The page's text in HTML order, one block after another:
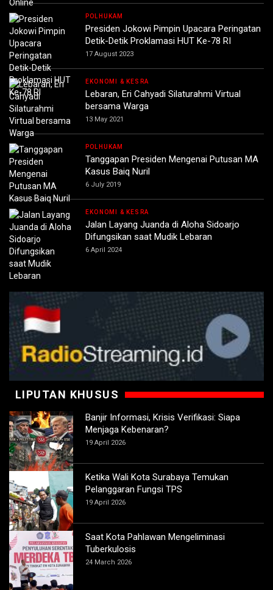
POLHUKAM
Presiden Jokowi Pimpin Upacara Peringatan
Detik-Detik Proklamasi HUT Ke-78 RI
17 August 2023
EKONOMI & KESRA
Lebaran, Eri Cahyadi Silaturahmi Virtual
bersama Warga
13 May 2021
POLHUKAM
Tanggapan Presiden Mengenai Putusan MA
Kasus Baiq Nuril
6 July 2019
EKONOMI & KESRA
Jalan Layang Juanda di Aloha Sidoarjo
Difungsikan saat Mudik Lebaran
6 April 2024
LIPUTAN KHUSUS
Banjir Informasi, Krisis Verifikasi: Siapa
Menjaga Kebenaran?
19 April 2026
Ketika Wali Kota Surabaya Temukan
Pelanggaran Fungsi TPS
19 April 2026
Saat Kota Pahlawan Mengeliminasi
Tuberkulosis
24 March 2026